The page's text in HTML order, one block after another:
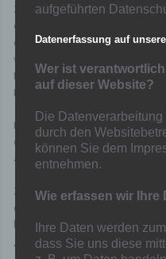
Zum einen haben die
eine ähnlich schwarze Serie
einem respektablen 1:1 beim
vier Pleiten in Folge. Nur
Platz als Sieger verlassen.
Ruhrort-Laar.
Derzeit belegen die Walsumer
damit direkt hinter der Löwen-
aber das bessere Torverhältnis
Zum anderen gestaltet sich die
direkten Vergleich
letzten acht Pflichtspielen
gegen „07 II“, ein Mal trennte
aufgeführten
Datenerfassung auf
Wer ist
auf dieser Website?
Die
durch den
können Sie dem
entnehmen.
Wie erfassen wir Ihre
Ihre Daten werden
dass Sie uns diese